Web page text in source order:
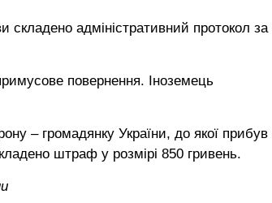
складено адміністративний протокол за
повернення. Іноземець
– громадянку України, до якої прибув
штраф у розмірі 850 гривень.